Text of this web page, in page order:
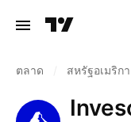
ตลาด สหรัฐอเมริกา